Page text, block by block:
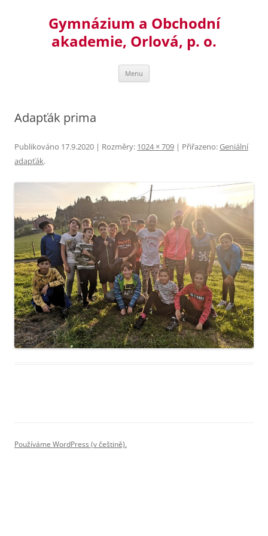
Gymnázium a Obchodní
akademie, Orlová, p. o.
Menu
Adapťák prima
Publikováno 17.9.2020 | Rozměry: 1024 × 709 | Přiřazeno:Geniální
adapťák.
Používáme WordPress (v češtině).